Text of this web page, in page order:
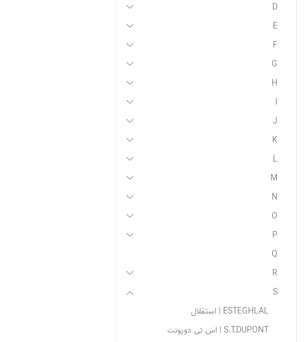
D
E
F
G
H
I
J
K
L
M
N
O
P
Q
R
S
ESTEGHLAL | استقلال
S.T.DUPONT | اس تی دوپونت